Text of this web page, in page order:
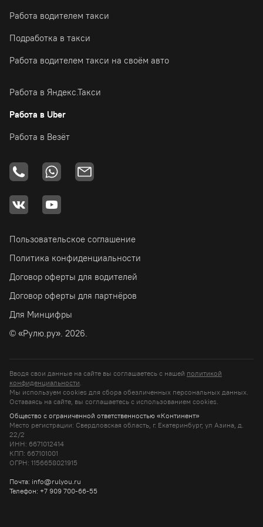
Работа водителем такси
Подработка в такси
Работа водителем такси на своём авто
Работа в Яндекс.Такси
Работа в Uber
Работа в Везёт
Пользовательское соглашение
Политика конфиденциальности
Договор оферты для водителей
Договор оферты для партнёров
Для Минцифры
© «Рулю.ру». 2026.
Вводя свои данные на сайте вы соглашаетесь с нашей политикой
конфиденциальности
Мы используем cookies для сбора обезличенных персональных данных.
Оставаясь на сайте, вы соглашаетесь c использованием cookies.
Общество с ограниченной ответственностью «Континент»
Место регистрации: Свердловская область, г. Екатеринбург, ул Азина, д.
22/2
ИНН: 6671012414
КПП: 667101001
ОГРН: 1156658021915
Почта: info@rulyou.ru
Телефон: +7 909 700-66-55